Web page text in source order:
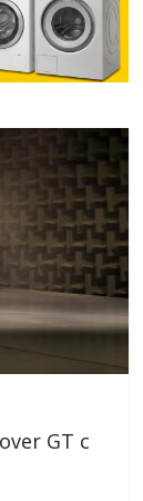
GT с